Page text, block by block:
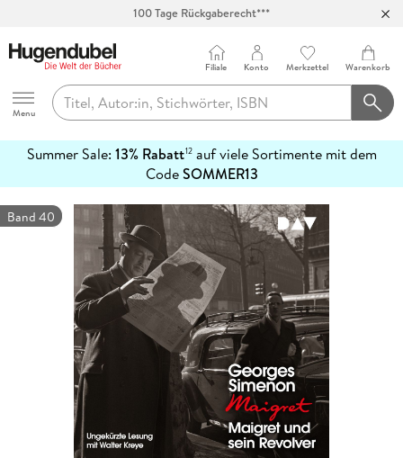
100 Tage Rückgaberecht***
Hugendubel
Menu
Filiale Konto Merkzettel Warenkorb
Summer Sale: 13% Rabatt12auf viele Sortimente mit dem
CodeSOMMER13
erfahren
Band 40